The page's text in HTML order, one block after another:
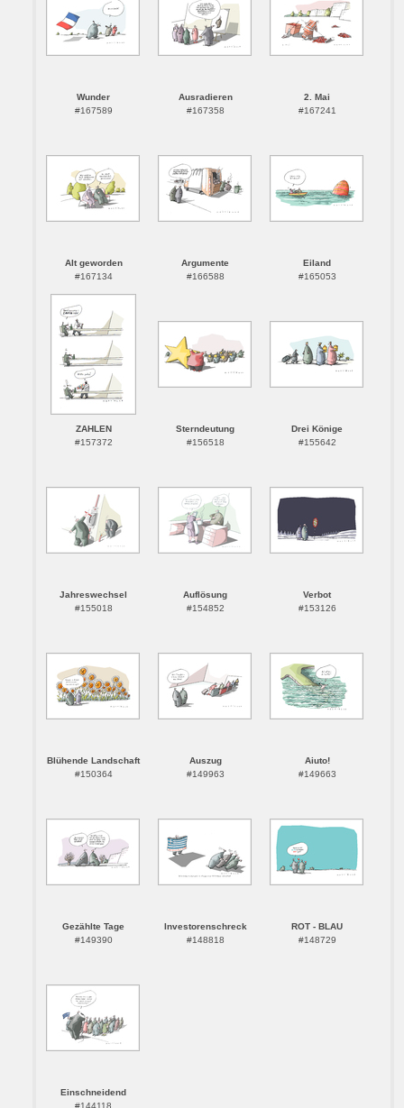
Wunder
#167589
Ausradieren
#167358
2. Mai
#167241
Alt geworden
#167134
Argumente
#166588
Eiland
#165053
ZAHLEN
#157372
Sterndeutung
#156518
Drei Könige
#155642
Jahreswechsel
#155018
Auflösung
#154852
Verbot
#153126
Blühende Landschaft
#150364
Auszug
#149963
Aiuto!
#149663
Gezählte Tage
#149390
Investorenschreck
#148818
ROT - BLAU
#148729
Einschneidend
#144118